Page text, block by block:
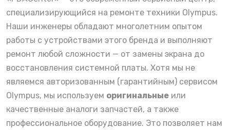
специализирующийся на ремонте техники Olympus.
Наши инженеры обладают многолетним опытом
работы с устройствами этого бренда и выполняют
ремонт любой сложности — от замены экрана до
восстановления системной платы. Хотя мы не
являемся авторизованным (гарантийным) сервисом
Olympus, мы используем оригинальные или
качественные аналоги запчастей, а также
профессиональное оборудование. Это позволяет нам